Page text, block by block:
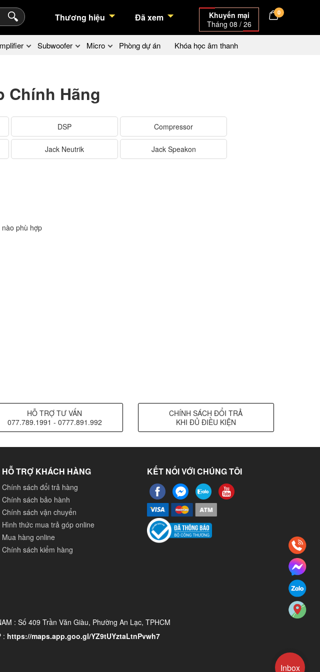
Thương hiệu Đã xem
Khuyến mại
Tháng 08 / 26
0
Subwoofer Micro Phòng dự án Khóa học âm thanh
Chính Hãng
DSP Compressor
Jack Neutrik Jack Speakon
phù hợp
HỖ TRỢ TƯ VẤN
077.789.1991 - 0777.891.992
CHÍNH SÁCH ĐỔI TRẢ
KHI ĐỦ ĐIỀU KIỆN
HỖ TRỢ KHÁCH HÀNG
Chính sách đổi trả hàng
Chính sách bảo hành
Chính sách vận chuyển
Hình thức mua trả góp online
Mua hàng online
Chính sách kiểm hàng
KẾT NỐI VỚI CHÚNG TÔI
: Số 409 Trần Văn Giàu, Phường An Lạc, TPHCM
: https://maps.app.goo.gl/YZ9tUYztaLtnPvwh7
Inbox